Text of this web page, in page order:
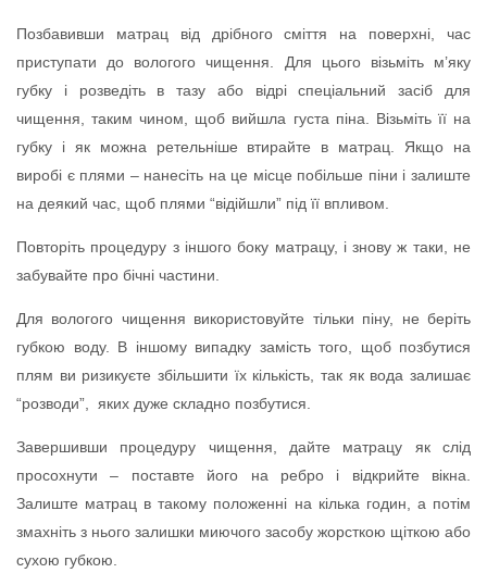
Позбавивши матрац від дрібного сміття на поверхні, час
приступати до вологого чищення. Для цього візьміть м’яку
губку і розведіть в тазу або відрі спеціальний засіб для
чищення, таким чином, щоб вийшла густа піна. Візьміть її на
губку і як можна ретельніше втирайте в матрац. Якщо на
виробі є плями – нанесіть на це місце побільше піни і залиште
на деякий час, щоб плями “відійшли” під її впливом.
Повторіть процедуру з іншого боку матрацу, і знову ж таки, не
забувайте про бічні частини.
Для вологого чищення використовуйте тільки піну, не беріть
губкою воду. В іншому випадку замість того, щоб позбутися
плям ви ризикуєте збільшити їх кількість, так як вода залишає
“розводи”, яких дуже складно позбутися.
Завершивши процедуру чищення, дайте матрацу як слід
просохнути – поставте його на ребро і відкрийте вікна.
Залиште матрац в такому положенні на кілька годин, а потім
змахніть з нього залишки миючого засобу жорсткою щіткою або
сухою губкою.